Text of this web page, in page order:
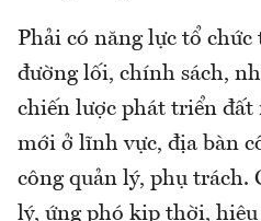
Phải có năng lực tổ
đường lối, chính sách,
chiến lược phát triển đất
mới ở lĩnh vực, địa bàn
công quản lý, phụ trách.
lý, ứng phó kịp thời,